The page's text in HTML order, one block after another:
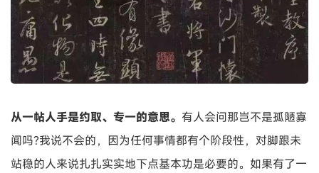
从一帖人手是约取、专一的意思。 有人会问那岂不是孤陋寡
闻吗?我说不会的，因为任何事情都有个阶段性，对脚跟未
站稳的人来说扎扎实实地下点基本功是必要的。如果有了一